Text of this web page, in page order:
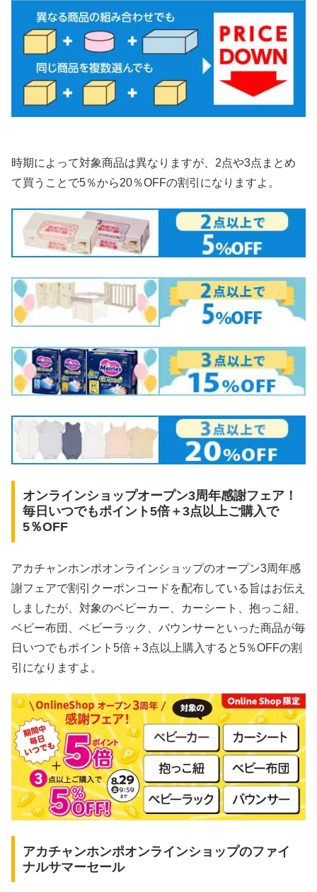
時期によって対象商品は異なりますが、2点や3点まとめ
て買うことで5％から20％OFFの割引になりますよ。
オンラインショップオープン3周年感謝フェア！
毎日いつでもポイント5倍＋3点以上ご購入で
5％OFF
アカチャンホンポオンラインショップのオープン3周年感
謝フェアで割引クーポンコードを配布している旨はお伝え
しましたが、対象のベビーカー、カーシート、抱っこ紐、
ベビー布団、ベビーラック、バウンサーといった商品が毎
日いつでもポイント5倍＋3点以上購入すると5％OFFの割
引になりますよ。
アカチャンホンポオンラインショップのファイ
ナルサマーセール